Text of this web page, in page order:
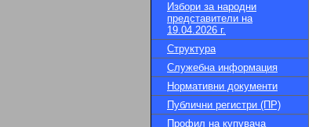
Избори за народни
представители на
19.04.2026 г.
Структура
Служебна информация
Нормативни документи
Публични регистри (ПР)
Профил на купувача